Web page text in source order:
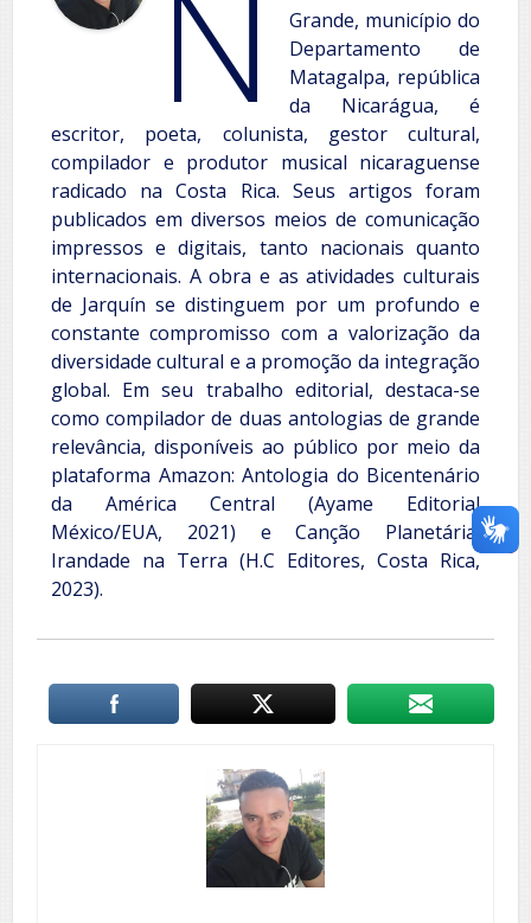
Grande, município do
Departamento de
Matagalpa, república
da Nicarágua, é
escritor, poeta, colunista, gestor cultural,
compilador e produtor musical nicaraguense
radicado na Costa Rica. Seus artigos foram
publicados em diversos meios de comunicação
impressos e digitais, tanto nacionais quanto
internacionais. A obra e as atividades culturais
de Jarquín se distinguem por um profundo e
constante compromisso com a valorização da
diversidade cultural e a promoção da integração
global. Em seu trabalho editorial, destaca-se
como compilador de duas antologias de grande
relevância, disponíveis ao público por meio da
plataforma Amazon: Antologia do Bicentenário
da América Central (Ayame Editorial
México/EUA, 2021) e Canção Planetária:
Irandade na Terra (H.C Editores, Costa Rica,
2023).